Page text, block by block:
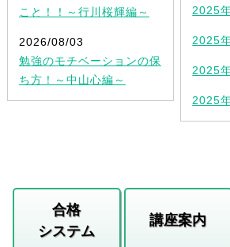
こと！！～行川桜輝編～
2026/08/03
勉強のモチベーションの保
ち方！～中山心編～
2025
2025
2025
2025
合格
システム
講座案内